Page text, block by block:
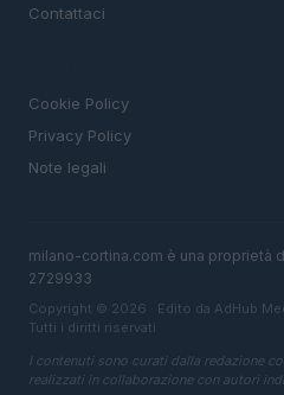
Contattaci
Cookie Policy
Privacy Policy
Note legali
milano-cortina.com è una proprietà
2729933
Copyright © 2026 · Edito da AdHub
Tutti i diritti riservati
I contenuti sono curati dalla redazione
realizzati in collaborazione con autori